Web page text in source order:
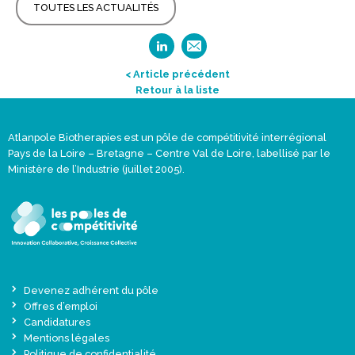
TOUTES LES ACTUALITÉS
< Article précédent
Retour à la liste
Atlanpole Biotherapies est un pôle de compétitivité interrégional
Pays de la Loire – Bretagne – Centre Val de Loire, labellisé par le
Ministère de l’Industrie (juillet 2005).
Devenez adhérent du pôle
Offres d’emploi
Candidatures
Mentions légales